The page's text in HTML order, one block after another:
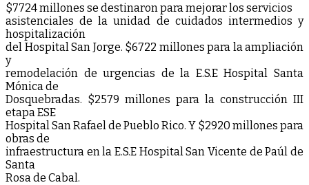
$7724 millones se destinaron para mejorar los servicios
asistenciales de la unidad de cuidados intermedios y
hospitalización
del Hospital San Jorge. $6722 millones para la ampliación
y
remodelación de urgencias de la E.S.E Hospital Santa
Mónica de
Dosquebradas. $2579 millones para la construcción III
etapa ESE
Hospital San Rafael de Pueblo Rico. Y $2920 millones para
obras de
infraestructura en la E.S.E Hospital San Vicente de Paúl de
Santa
Rosa de Cabal.